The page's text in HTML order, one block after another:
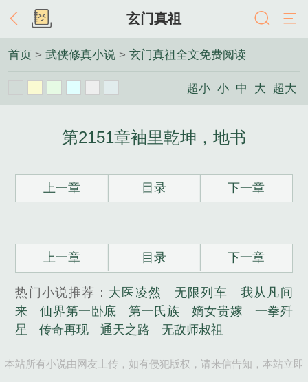
玄门真祖
首页 > 武侠修真小说 > 玄门真祖全文免费阅读
超小 小 中 大 超大
第2151章袖里乾坤，地书
上一章 目录 下一章
上一章 目录 下一章
热门小说推荐： 大医凌然 无限列车
我从凡间
来
仙界第一卧底 第一氏族 嫡女贵嫁
一拳歼
星
传奇再现 通天之路 无敌师叔祖
本站所有小说由网友上传，如有侵犯版权，请来信告知，本站立即